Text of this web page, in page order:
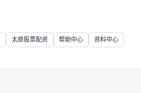
太原股票配资 帮助中心 资料中心